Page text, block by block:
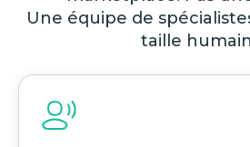
Une équipe de
taille